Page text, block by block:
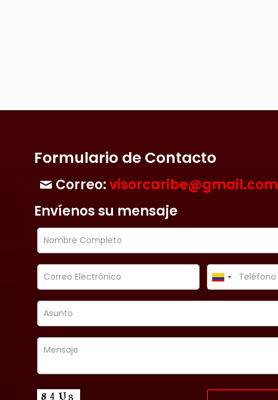
Formulario de Contacto
Correo:visorcaribe@gmail.com
Envíenos su mensaje